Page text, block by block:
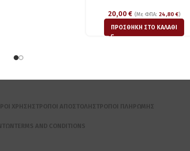
20,00 € (Με ΦΠΑ: 24,80 €)
ΠΡΟΣΘΉΚΗ ΣΤΟ ΚΑΛΆΘΙ
ΧΡΉΣΗΣΤΡΌΠΟΙ ΑΠΟΣΤΟΛΉΣΤΡΌΠΟΙ ΠΛΗΡΩΜΉΣ
TERMS AND CONDITIONS